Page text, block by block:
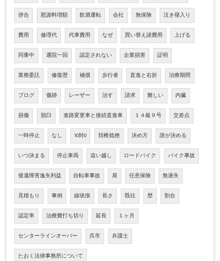
併合 慰謝料増額 飲酒運転 会社 無保険 泣き寝入り
費用 修理代 代車費用 なぜ 買い替え諸費用 上げる
同乗中 通院一回 認定されない 企業損害 証明
業務委託 修復歴 補償 歩行者 直進と右折 治療期間
ブログ 傷跡 レーザー 治す 請求 難しい 内臓
損傷 脱臼 進路変更車と後続直進車 １４級９号 交差点
一時停止 なし 10対0 頚椎捻挫 決め方 誰が決める
いつ決まる 停止車両 追い越し ロードバイク バイク事故
後遺障害逸失利益 自転車事故 肩 任意保険 無過失
見積もり 事例 線状痕 長さ 既往 歴 割合
認定率 治療費打ち切り 延長 １ヶ月
センターラインオーバー 呉市 弁護士
たおく法律事務所について